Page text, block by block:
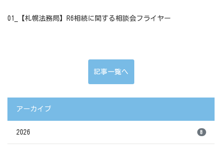
01_【札幌法務局】R6相続に関する相談会フライヤー
記事一覧へ
アーカイブ
2026 8